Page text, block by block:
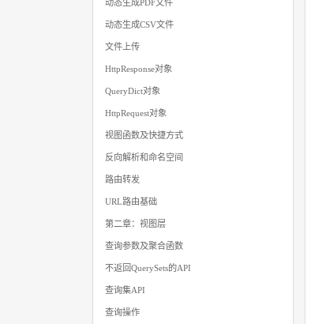
动态生成PDF文件
动态生成CSV文件
文件上传
HttpResponse对象
QueryDict对象
HttpRequest对象
视图函数及快捷方式
反向解析和命名空间
路由转发
URL路由基础
第二章：视图层
查询参数及聚合函数
不返回QuerySets的API
查询集API
查询操作